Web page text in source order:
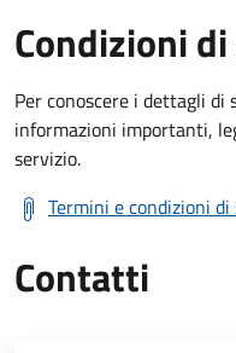
Condizioni
Per conoscere i dettagli
informazioni importanti,
servizio.
Termini e condizioni
Contatti